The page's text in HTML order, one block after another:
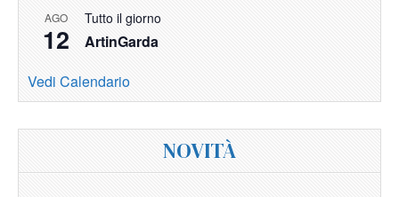
AGO
12
Tutto il giorno
ArtinGarda
Vedi Calendario
NOVITÀ